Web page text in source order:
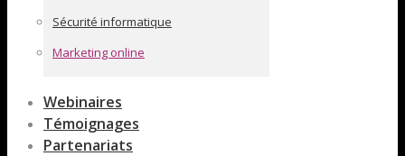
Sécurité informatique
Marketing online
Webinaires
Témoignages
Partenariats